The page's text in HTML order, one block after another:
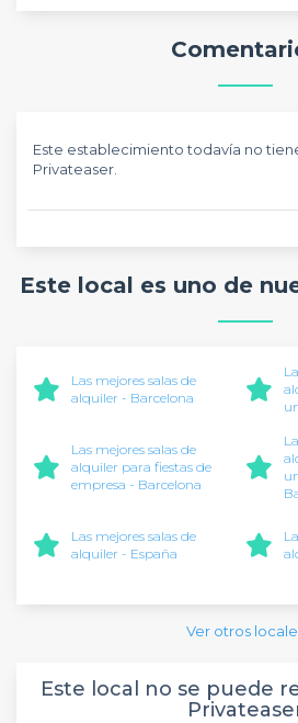
Este establecimiento todavía no
Privateaser.
Este local es uno de
Las mejores salas de
alquiler - Barcelona
Las mejores salas de
alquiler para fiestas de
empresa - Barcelona
Las mejores salas de
alquiler - España
Ver otros
Este local no se puede